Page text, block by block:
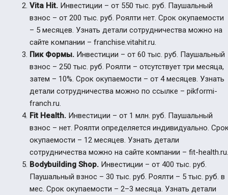
Vita Hit. Инвестиции – от 550 тыс. руб. Паушальный
взнос – от 200 тыс. руб. Роялти нет. Срок окупаемости
– 5 месяцев. Узнать детали сотрудничества можно на
сайте компании – franchise.vitahit.ru.
Пик Формы. Инвестиции – от 60 тыс. руб. Паушальный
взнос – 250 тыс. руб. Роялти – отсутствует три месяца,
затем – 10%. Срок окупаемости – от 4 месяцев. Узнать
детали сотрудничества можно по ссылке – pikformi-
franch.ru.
Fit Health. Инвестиции – от 1 млн. руб. Паушальный
взнос – нет. Роялти определяется индивидуально.
окупаемости – 12 месяцев. Узнать детали
сотрудничества можно на сайте компании – fit-health.ru.
Bodybuilding Shop. Инвестиции – от 400 тыс. руб.
Паушальный взнос – 30 тыс. руб. Роялти – 5 тыс. руб. в
мес. Срок окупаемости – 2–3 месяца. Узнать детали